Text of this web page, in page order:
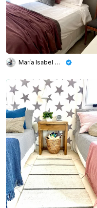
María Isabel Wetzel